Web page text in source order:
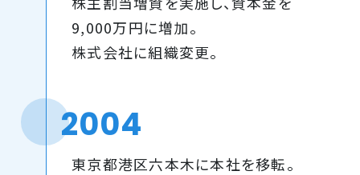
9,000万円に増加。
株式会社に組織変更。
2004
東京都港区六本木に本社を移転。